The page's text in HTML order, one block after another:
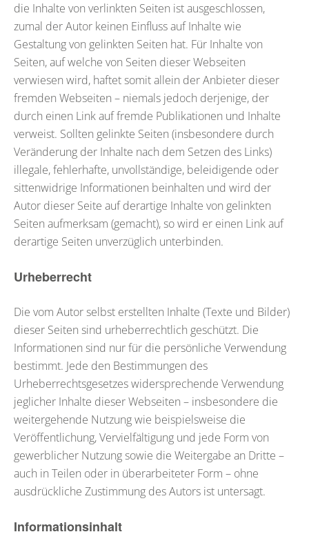
die Inhalte von verlinkten Seiten ist ausgeschlossen,
zumal der Autor keinen Einfluss auf Inhalte wie
Gestaltung von gelinkten Seiten hat. Für Inhalte von
Seiten, auf welche von Seiten dieser Webseiten
verwiesen wird, haftet somit allein der Anbieter dieser
fremden Webseiten – niemals jedoch derjenige, der
durch einen Link auf fremde Publikationen und Inhalte
verweist. Sollten gelinkte Seiten (insbesondere durch
Veränderung der Inhalte nach dem Setzen des Links)
illegale, fehlerhafte, unvollständige, beleidigende oder
sittenwidrige Informationen beinhalten und wird der
Autor dieser Seite auf derartige Inhalte von gelinkten
Seiten aufmerksam (gemacht), so wird er einen Link auf
derartige Seiten unverzüglich unterbinden.
Urheberrecht
Die vom Autor selbst erstellten Inhalte (Texte und Bilder)
dieser Seiten sind urheberrechtlich geschützt. Die
Informationen sind nur für die persönliche Verwendung
bestimmt. Jede den Bestimmungen des
Urheberrechtsgesetzes widersprechende Verwendung
jeglicher Inhalte dieser Webseiten – insbesondere die
weitergehende Nutzung wie beispielsweise die
Veröffentlichung, Vervielfältigung und jede Form von
gewerblicher Nutzung sowie die Weitergabe an Dritte –
auch in Teilen oder in überarbeiteter Form – ohne
ausdrückliche Zustimmung des Autors ist untersagt.
Informationsinhalt